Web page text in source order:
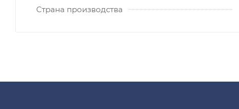
Страна производства